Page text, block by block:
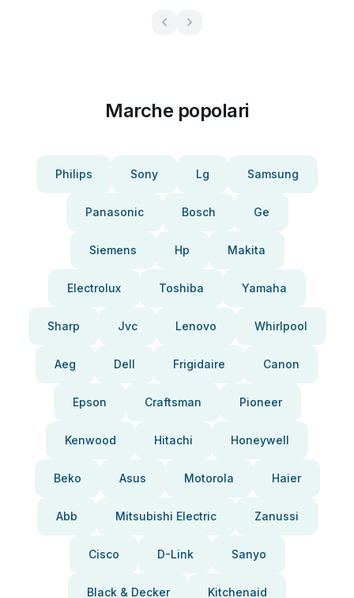
Marche popolari
Philips Sony Lg Samsung
Panasonic Bosch Ge
Siemens Hp Makita
Electrolux Toshiba Yamaha
Sharp Jvc Lenovo Whirlpool
Aeg Dell Frigidaire Canon
Epson Craftsman Pioneer
Kenwood Hitachi Honeywell
Beko Asus Motorola Haier
Abb Mitsubishi Electric Zanussi
Cisco D-Link Sanyo
Black & Decker Kitchenaid